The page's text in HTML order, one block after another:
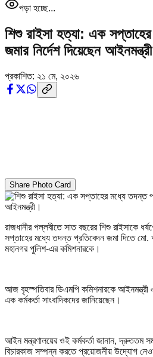
পড়া হচ্ছে...
শিশু রাইসা হত্যা: এক
জমার নির্দেশ দিয়েছেন
প্রকাশিত: ২১ মে, ২০২৬
Share Photo Card
রাজধানীর পল্লবীতে সাত বছরের শিশু রাইসাকে
সপ্তাহের মধ্যে তদন্ত প্রতিবেদন জমা দিতে মো.
মহানগর পুলিশ-এর কমিশনারকে।
আজ বৃহস্পতিবার ডিএমপি কমিশনারকে আইনমন্ত্রী
এক কর্মকর্তা সাংবাদিকদের জানিয়েছেন।
আইন মন্ত্রণালয়ের ওই কর্মকর্তা জানান, দ্রুততম
বিচারকাজ সম্পন্ন করতে প্রয়োজনীয় উদ্যোগ